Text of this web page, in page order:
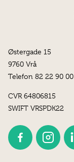
Østergade 15
9760 Vrå
Telefon 82 22 90 00
CVR 64806815
SWIFT VRSPDK22